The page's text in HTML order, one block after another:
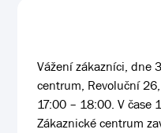
Vážení zákazníci, dne
centrum, Revoluční
17:00 – 18:00. V čase
Zákaznické centrum